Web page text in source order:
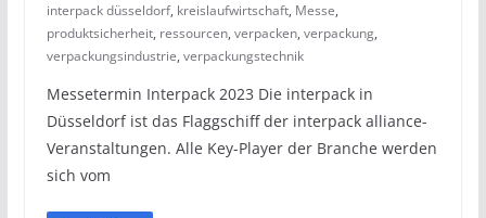
interpack düsseldorf, kreislaufwirtschaft, Messe,
produktsicherheit, ressourcen, verpacken, verpackung,
verpackungsindustrie, verpackungstechnik
Messetermin Interpack 2023 Die interpack in
Düsseldorf ist das Flaggschiff der interpack alliance-
Veranstaltungen. Alle Key-Player der Branche werden
sich vom